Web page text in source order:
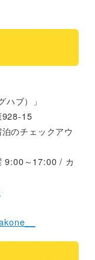
ブ）」
928-15
のチェックアウ
9:00～17:00 / カ